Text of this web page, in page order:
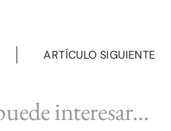
ARTÍCULO SIGUIENTE
interesar...